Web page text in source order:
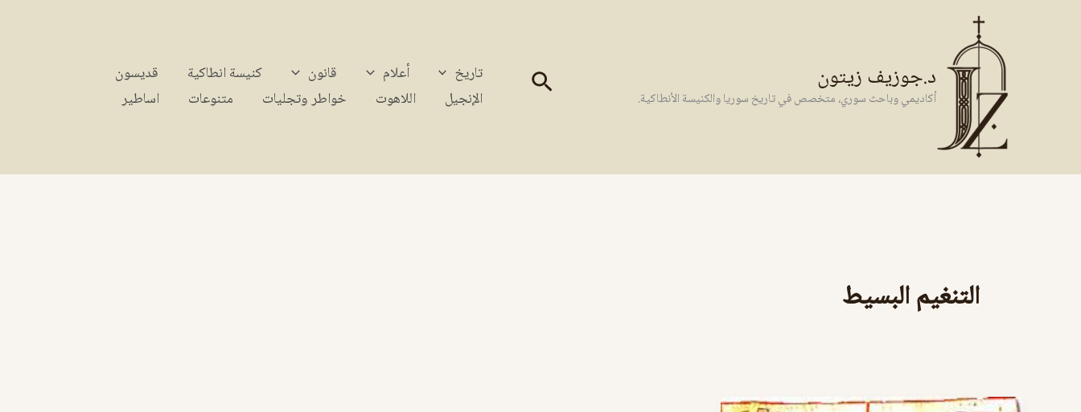
د.جوزيف زيتون
أكاديمي وباحث سوري، متخصص في تاريخ سوريا والكنيسة الأنطاكية. البحث تاريخ أعلام قانون كنيسة انطاكية
قديسون
الإنجيل
اللاهوت خواطر وتجليات متنوعات اساطير
التنغيم البسيط